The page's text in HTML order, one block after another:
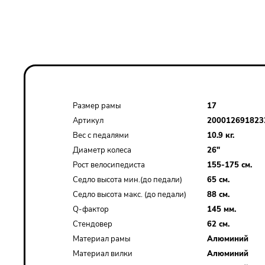
Размер рамы
17
Артикул
Вес с педалями
10.9 кг.
Диаметр колеса
26"
Рост велосипедиста
155-175 см.
Седло высота мин.(до педали)
65 см.
Седло высота макс. (до педали)
88 см.
Q-фактор
145 мм.
Стендовер
62 см.
Материал рамы
Алюминий
Материал вилки
Алюминий